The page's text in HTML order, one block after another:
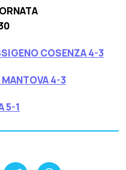
COSENZA 4-3
4-3
5-1